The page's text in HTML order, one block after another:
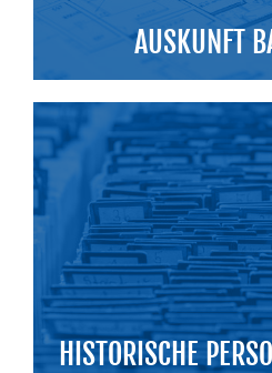
AUSKUNFT
HISTORISCHE